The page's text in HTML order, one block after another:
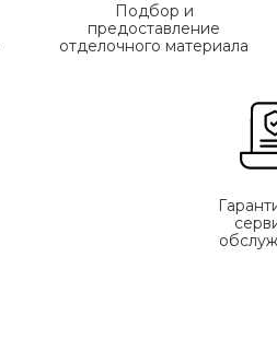
Подбор и
предоставление
отделочного материала